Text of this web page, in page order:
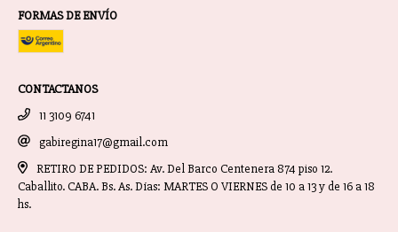
FORMAS DE ENVÍO
CONTACTANOS
11 3109 6741
gabiregina17@gmail.com
RETIRO DE PEDIDOS: Av. Del Barco Centenera 874 piso 12.
Caballito. CABA. Bs. As. Días: MARTES O VIERNES de 10 a 13 y de 16 a 18
hs.